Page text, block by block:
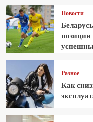
Новости
позиции
Разное
Как